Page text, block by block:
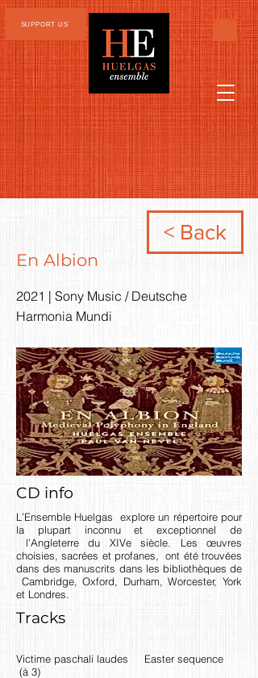
SUPPORT US
< Back
En Albion
2021 | Sony Music / Deutsche
Harmonia Mundi
CD info
L’Ensemble Huelgas explore un répertoire pour
la plupart inconnu et exceptionnel de
l’Angleterre du XIVe siècle. Les œuvres
choisies, sacrées et profanes, ont été trouvées
dans des manuscrits dans les bibliothèques de
Cambridge, Oxford, Durham, Worcester, York
et Londres.
Tracks
Victime paschali laudes Easter sequence
(à 3)